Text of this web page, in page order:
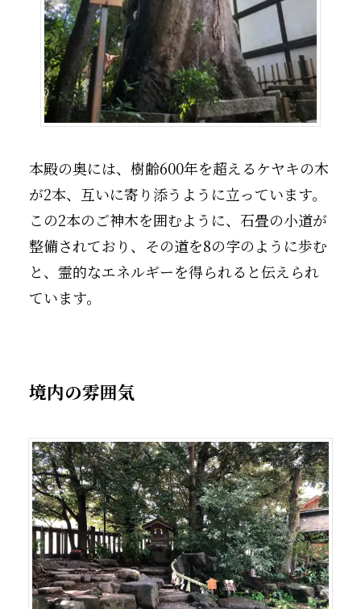
本殿の奥には、樹齢600年を超えるケヤキの木
が2本、互いに寄り添うように立っています。
この2本のご神木を囲むように、石畳の小道が
整備されており、その道を8の字のように歩む
と、霊的なエネルギーを得られると伝えられ
ています。
境内の雰囲気